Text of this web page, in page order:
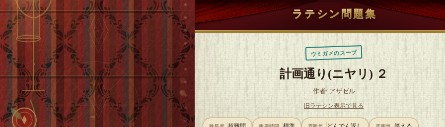
ラテシン問題集
ウミガメのスープ
計画通り(ニヤリ) ２
作者: アザゼル
旧ラテシン表示で見る